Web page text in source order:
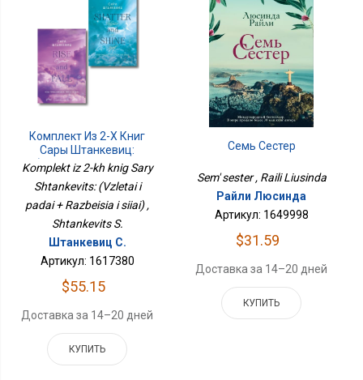
Комплект Из 2-Х Книг
Сары Штанкевиц:
(Взлетай И Падай +
Разбейся И Сияй)
Komplekt iz 2-kh knig Sary
Shtankevits: (Vzletai i
padai + Razbeisia i siiai) ,
Shtankevits S.
Штанкевиц С.
Артикул: 1617380
$55.15
Доставка за 14–20 дней
КУПИТЬ
Семь Сестер
Sem' sester , Raili Liusinda
Райли Люсинда
Артикул: 1649998
$31.59
Доставка за 14–20 дней
КУПИТЬ